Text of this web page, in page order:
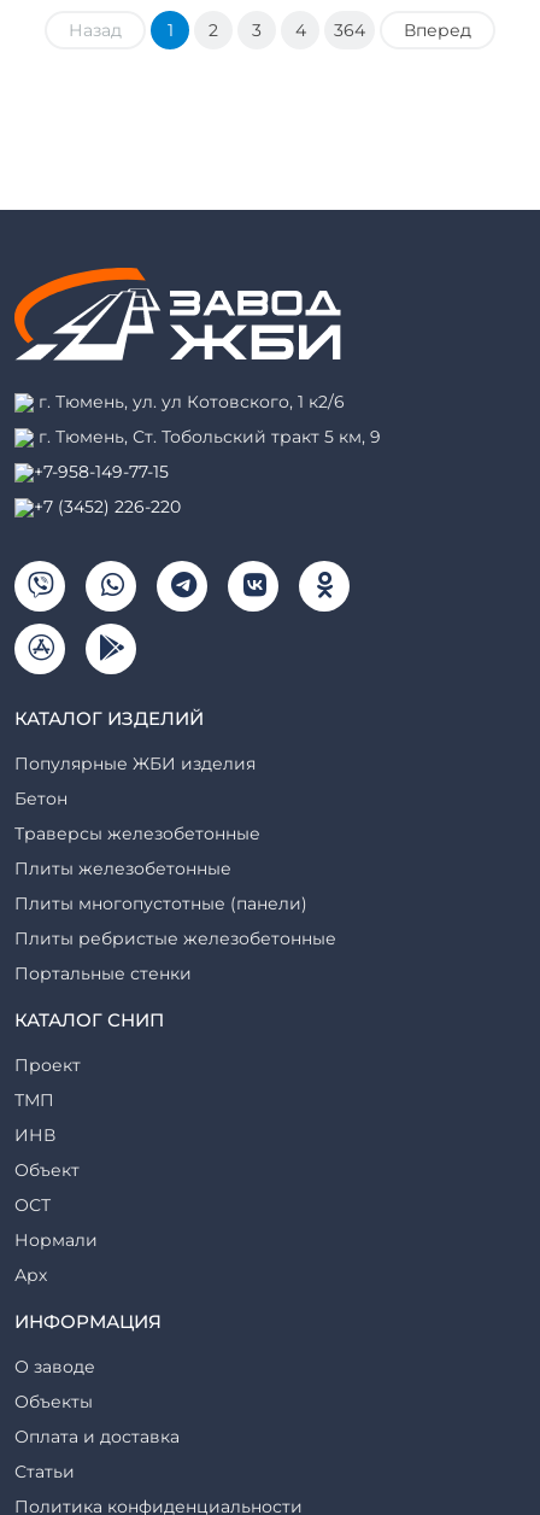
Назад 1 2 3 4 364 Вперед
г. Тюмень, ул. ул Котовского, 1 к2/6
г. Тюмень, ​Ст. Тобольский тракт 5 км, 9
+7-958-149-77-15
+7 (3452) 226-220
КАТАЛОГ ИЗДЕЛИЙ
Популярные ЖБИ изделия
Бетон
Траверсы железобетонные
Плиты железобетонные
Плиты многопустотные (панели)
Плиты ребристые железобетонные
Портальные стенки
Прогоны железобетонные
Ригели железобетонные
Сваи железобетонные
Стеновые блоки
Стойки железобетонные
Столбы железобетонные
Закладные детали
Трубы железобетонные
Утяжелители железобетонные
Фермы железобетонные
Фундаментные блоки
Фундаменты железобетонные
Шахты лифтов железобетонные
Шпалы железобетонные
КАТАЛОГ СНИП
Проект
ТМП
ИНВ
Объект
ОСТ
Нормали
Арх
ТР
Серия
ТП
ТПР
Шифр
ИНФОРМАЦИЯ
О заводе
Объекты
Оплата и доставка
Статьи
Политика конфиденциальности